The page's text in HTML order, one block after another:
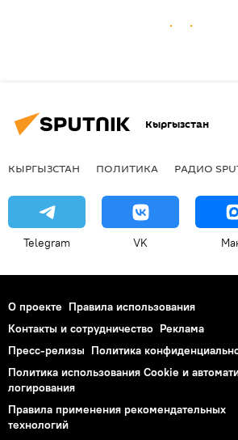
Кыргызстан
КЫРГЫЗСТАН ПОЛИТИКА РАДИО
Telegram VK
О проекте Правила использования
Контакты и сотрудничество Реклама
Пресс-релизы Политика
Политика использования Cookie и
логирования
Правила применения рекомендательных
технологий